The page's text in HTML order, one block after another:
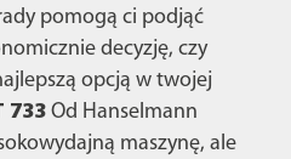
pomogą ci podjąć
decyzję, czy
opcją w twojej
733 Od Hanselmann
maszynę, ale